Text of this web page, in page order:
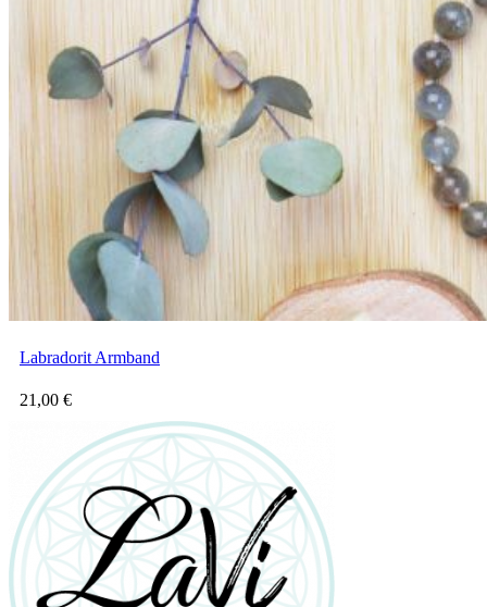
Labradorit Armband
21,00 €